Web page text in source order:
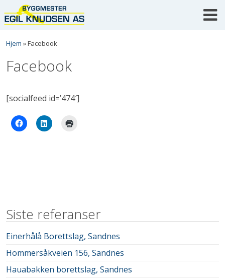
to
content
Hjem »Facebook
Facebook
[socialfeed id=’474′]
Siste referanser
Einerhålå Borettslag, Sandnes
Hommersåkveien 156, Sandnes
Hauabakken borettslag, Sandnes